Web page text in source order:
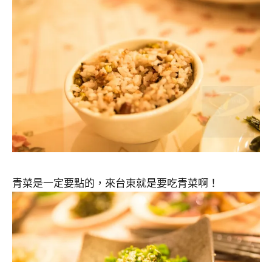
青菜是一定要點的，來台東就是要吃青菜啊！